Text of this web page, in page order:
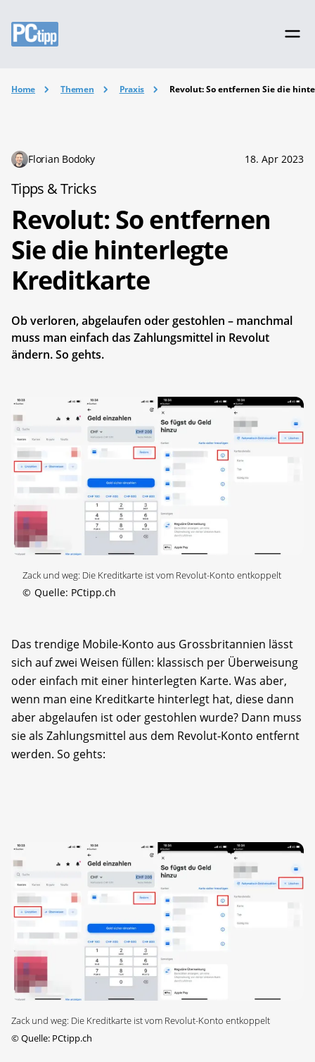
Home Themen Praxis Revolut: So entfernen Sie die
Florian Bodoky 18. Apr 2023
Tipps & Tricks
Revolut: So entfernen
Sie die hinterlegte
Kreditkarte
Ob verloren, abgelaufen oder gestohlen – manchmal
muss man einfach das Zahlungsmittel in Revolut
ändern. So gehts.
Zack und weg: Die Kreditkarte ist vom Revolut-Konto entkoppelt
© Quelle: PCtipp.ch
Das trendige Mobile-Konto aus Grossbritannien lässt
sich auf zwei Weisen füllen: klassisch per Überweisung
oder einfach mit einer hinterlegten Karte. Was aber,
wenn man eine Kreditkarte hinterlegt hat, diese dann
aber abgelaufen ist oder gestohlen wurde? Dann muss
sie als Zahlungsmittel aus dem Revolut-Konto entfernt
werden. So gehts:
Zack und weg: Die Kreditkarte ist vom Revolut-Konto entkoppelt
©Quelle: PCtipp.ch